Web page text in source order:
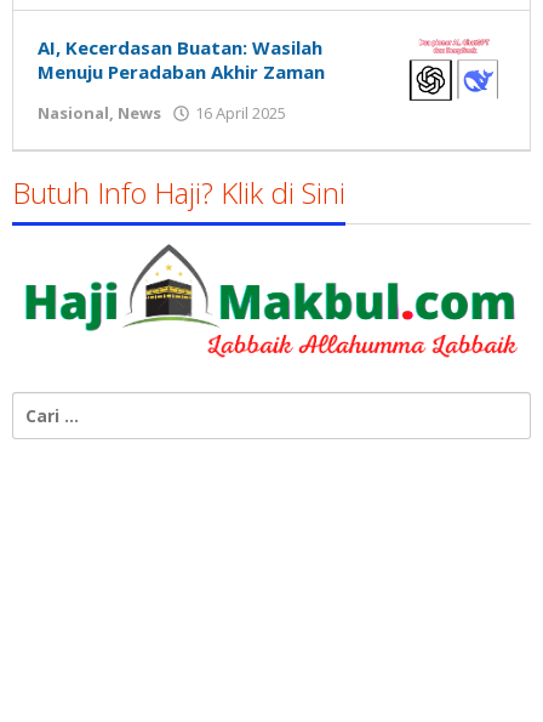
AI, Kecerdasan Buatan: Wasilah
Menuju Peradaban Akhir Zaman
Nasional, News 16 April 2025
Susanto
Butuh Info Haji? Klik di Sini
untuk: